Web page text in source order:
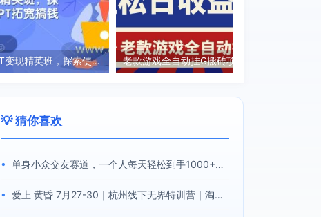
ChatGPT变现精英班，探索使用ChatGPT拓宽搞钱思路
💡 猜你喜欢
• 单身小众交友赛道，一个人每天轻松到手1000+，落地快、见效稳【揭秘】
• 爱上 黄昏 7月27-30｜杭州线下无界特训营｜淘宝天猫AI推广｜直通车人群｜全套PPT SOP思维导图资料包